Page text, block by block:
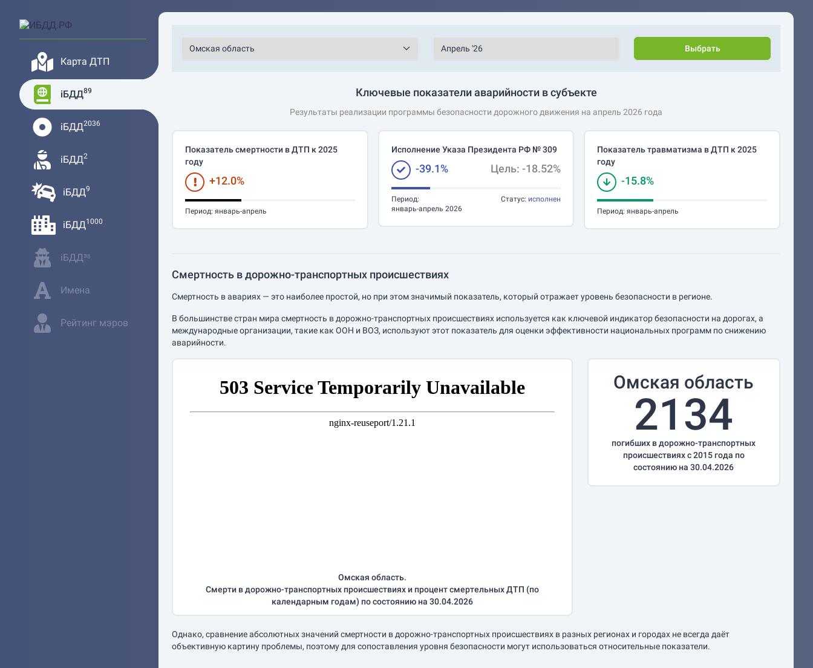
Карта ДТП
iБДД89
iБДД2036
iБДД2
iБДД9
iБДД1000
iБДД³⁸
Имена
Рейтинг мэров
Выбрать
Ключевые показатели аварийности в субъекте
Результаты реализации программы безопасности дорожного движения на апрель 2026 года
Показатель смертности в ДТП к 2025
году
+12.0%
Период: январь-апрель
Исполнение Указа Президента РФ № 309
-39.1% Цель: -18.52%
Период:
январь-апрель 2026
Статус: исполнен
Показатель травматизма в ДТП к 2025
году
-15.8%
Период: январь-апрель
Смертность в дорожно-транспортных происшествиях
Смертность в авариях — это наиболее простой, но при этом значимый показатель, который отражает уровень безопасности в регионе.
В большинстве стран мира смертность в дорожно-транспортных происшествиях используется как ключевой индикатор безопасности на дорогах, а
международные организации, такие как ООН и ВОЗ, используют этот показатель для оценки эффективности национальных программ по снижению
аварийности.
Омская область.
Смерти в дорожно-транспортных происшествиях и процент смертельных ДТП (по
календарным годам) по состоянию на 30.04.2026
Омская область
2134
погибших в дорожно-транспортных
происшествиях с 2015 года по
состоянию на 30.04.2026
Однако, сравнение абсолютных значений смертности в дорожно-транспортных происшествиях в разных регионах и городах не всегда даёт
объективную картину проблемы, поэтому для сопоставления уровня безопасности могут использоваться относительные показатели.